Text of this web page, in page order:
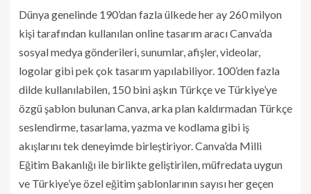
Dünya genelinde 190’dan fazla ülkede her ay 260 milyon
kişi tarafından kullanılan online tasarım aracı Canva’da
sosyal medya gönderileri, sunumlar, afişler, videolar,
logolar gibi pek çok tasarım yapılabiliyor. 100’den fazla
dilde kullanılabilen, 150 bini aşkın Türkçe ve Türkiye’ye
özgü şablon bulunan Canva, arka plan kaldırmadan Türkçe
seslendirme, tasarlama, yazma ve kodlama gibi iş
akışlarını tek deneyimde birleştiriyor. Canva’da Milli
Eğitim Bakanlığı ile birlikte geliştirilen, müfredata uygun
ve Türkiye’ye özel eğitim şablonlarının sayısı her geçen